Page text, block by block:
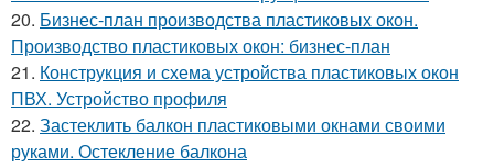
20. Бизнес-план производства пластиковых окон.
Производство пластиковых окон: бизнес-план
21. Конструкция и схема устройства пластиковых окон
ПВХ. Устройство профиля
22. Застеклить балкон пластиковыми окнами своими
руками. Остекление балкона